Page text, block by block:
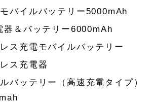
バイルバッテリー5000mAh
器＆バッテリー6000mAh
ス充電モバイルバッテリー
ス充電器
バッテリー（高速充電タイプ）